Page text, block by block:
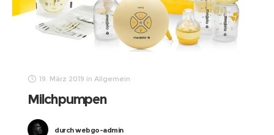
19. März 2019 in Allgemein
Milchpumpen
durchwebgo-admin